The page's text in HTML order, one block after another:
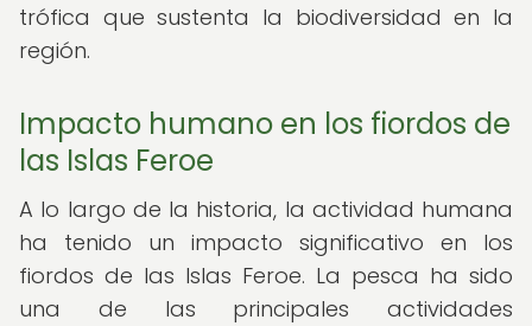
trófica que sustenta la biodiversidad en la
región.
Impacto humano en los fiordos de
las Islas Feroe
A lo largo de la historia, la actividad humana
ha tenido un impacto significativo en los
fiordos de las Islas Feroe. La pesca ha sido
una de las principales actividades